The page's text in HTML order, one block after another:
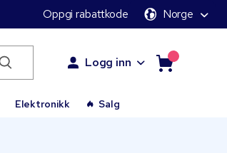
Oppgi rabattkode Norge
Logg inn
Elektronikk Salg